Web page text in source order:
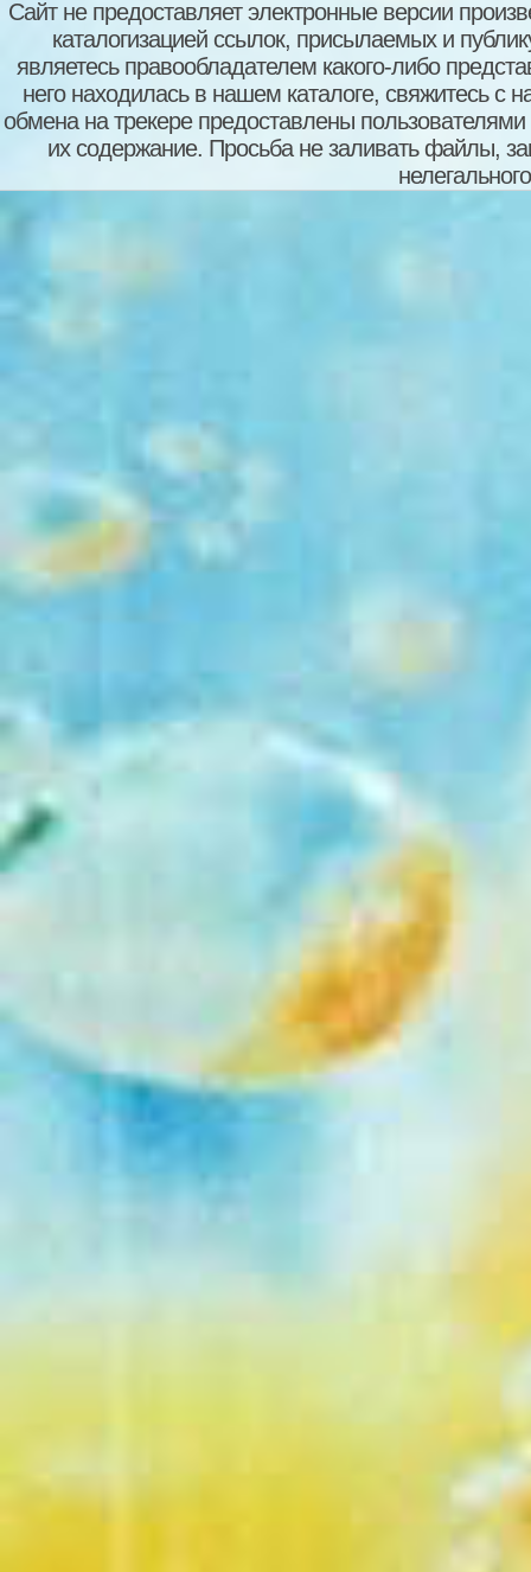
Сайт не предоставляет электронные версии
каталогизацией ссылок, присылаемых и
являетесь правообладателем какого-либо
него находилась в нашем каталоге, свяжитесь
обмена на трекере предоставлены пользователями
их содержание. Просьба не заливать файлы,